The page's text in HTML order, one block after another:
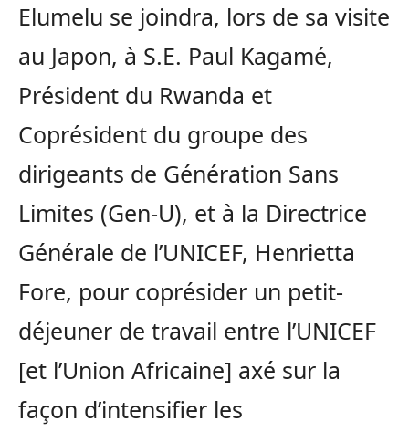
Elumelu se joindra, lors de sa visite
au Japon, à S.E. Paul Kagamé,
Président du Rwanda et
Coprésident du groupe des
dirigeants de Génération Sans
Limites (Gen-U), et à la Directrice
Générale de l’UNICEF, Henrietta
Fore, pour coprésider un petit-
déjeuner de travail entre l’UNICEF
[et l’Union Africaine] axé sur la
façon d’intensifier les